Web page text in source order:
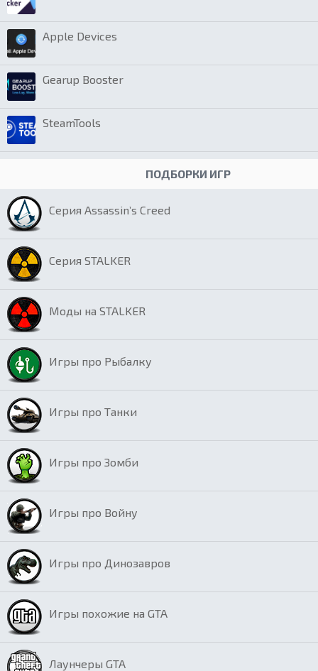
Apple Devices
Gearup Booster
SteamTools
ПОДБОРКИ ИГР
Серия Assassin’s Creed
Серия STALKER
Моды на STALKER
Игры про Рыбалку
Игры про Танки
Игры про Зомби
Игры про Войну
Игры про Динозавров
Игры похожие на GTA
Лаунчеры GTA